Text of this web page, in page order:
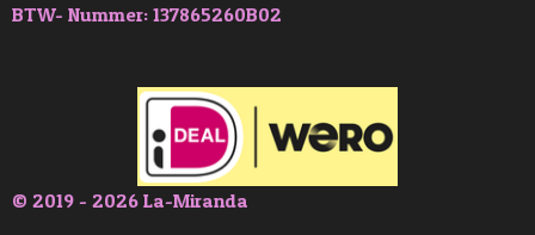
BTW- Nummer: 137865260B02
© 2019 - 2026 La-Miranda